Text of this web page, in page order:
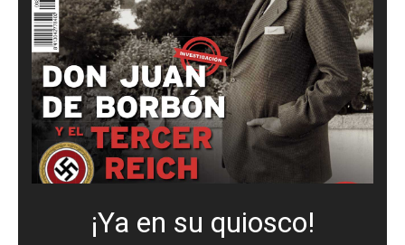
¡Ya en su quiosco!